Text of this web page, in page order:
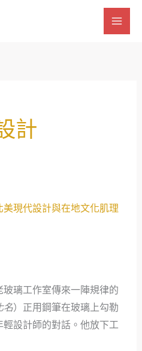
計
現代設計與在地文化肌理
璃工作室傳來一陣規律的
名）正用鋼筆在玻璃上勾勒
設計師的對話。他放下工